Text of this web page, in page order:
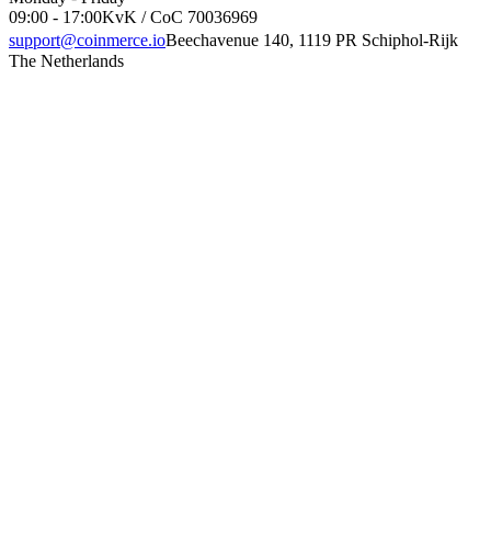
09:00 - 17:00KvK / CoC 70036969
support@coinmerce.ioBeechavenue 140, 1119 PR Schiphol-Rijk
The Netherlands